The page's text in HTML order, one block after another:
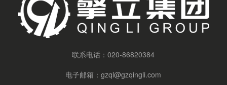
联系电话：020-86820384
电子邮箱：gzql@gzqingli.com